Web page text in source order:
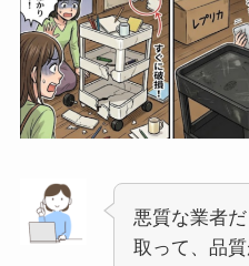
悪質な業者
取って、品